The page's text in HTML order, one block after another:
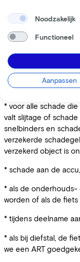
* bij (poging tot)
informatie.
* doordat de
van alcohol, drugs
verboden is, of als
onderzoek hiernaar.
* voor alle schade
valt slijtage of schade
snelbinders en
verzekerde
verzekerd object is
* schade aan de
* als de
worden of als de fiets
* tijdens deelname
* als bij diefstal, de
we een ART
Noodzakelijk
Functioneel
Aanpassen